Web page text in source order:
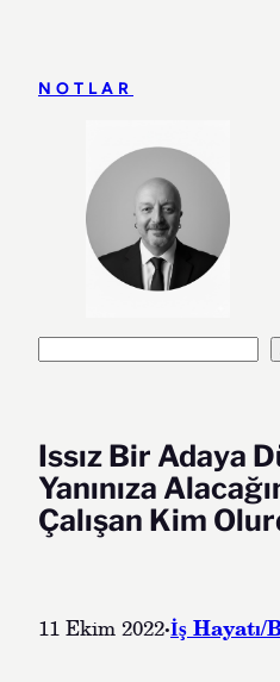
NOTLAR
Issız Bir Adaya
Yanınıza
Çalışan Kim
11 Ekim 2022·İş